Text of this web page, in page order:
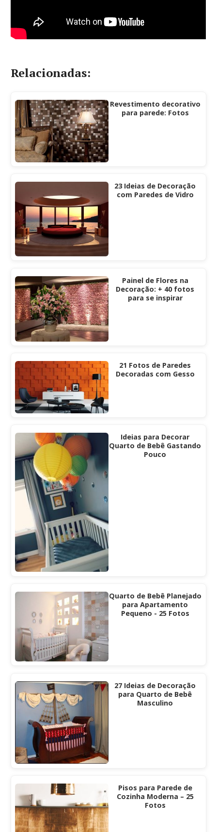
Relacionadas:
Revestimento decorativo
para parede: Fotos
23 Ideias de Decoração
com Paredes de Vidro
Painel de Flores na
Decoração: + 40 fotos
para se inspirar
21 Fotos de Paredes
Decoradas com Gesso
Ideias para Decorar
Quarto de Bebê Gastando
Pouco
Quarto de Bebê Planejado
para Apartamento
Pequeno - 25 Fotos
27 Ideias de Decoração
para Quarto de Bebê
Masculino
Pisos para Parede de
Cozinha Moderna – 25
Fotos